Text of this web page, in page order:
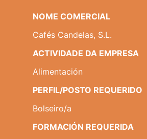
NOME COMERCIAL
Cafés Candelas, S.L.
ACTIVIDADE DA EMPRESA
Alimentación
PERFIL/POSTO REQUERIDO
Bolseiro/a
FORMACIÓN REQUERIDA